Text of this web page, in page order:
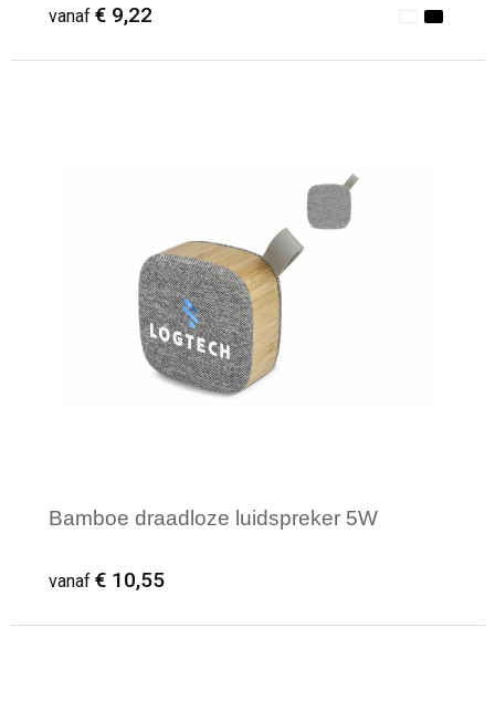
vanaf € 9,22
Bamboe draadloze luidspreker 5W
vanaf € 10,55